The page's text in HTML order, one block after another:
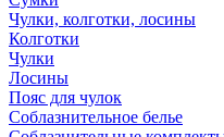
Чулки, колготки, лосины
Колготки
Чулки
Лосины
Пояс для чулок
Соблазнительное белье